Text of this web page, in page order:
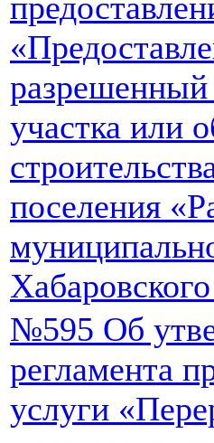
разрешенный
участка или
поселения
№595 Об
регламента
услуги